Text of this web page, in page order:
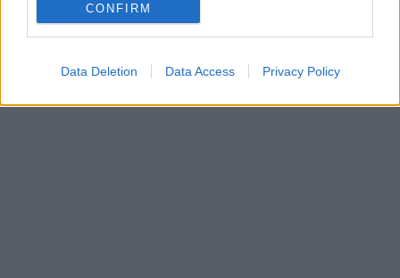
CONFIRM
Data Deletion Data Access Privacy Policy